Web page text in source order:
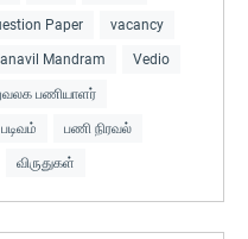
Paper vacancy
Mandram Vedio
பணியாளர்
படிவம் பணி நிரவல்
விருதுகள்